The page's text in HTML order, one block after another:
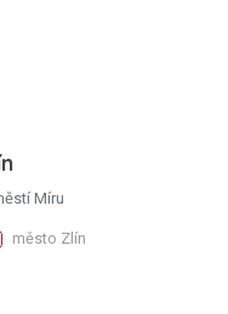
Míru
město Zlín